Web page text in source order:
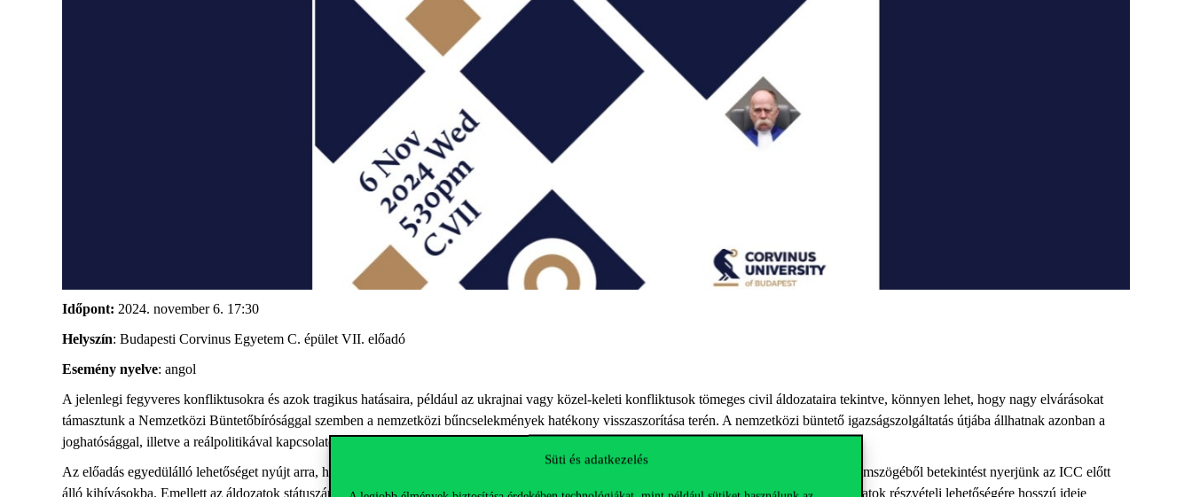
Süti és adatkezelés
Időpont: 2024. november 6. 17:30
Helyszín: Budapesti Corvinus Egyetem C. épület VII. előadó
Esemény nyelve: angol
A jelenlegi fegyveres konfliktusokra és azok tragikus hatásaira, például az ukrajnai vagy közel-keleti konfliktusok tömeges civil áldozataira tekintve, könnyen lehet, hogy nagy elvárásokat
támasztunk a Nemzetközi Büntetőbírósággal szemben a nemzetközi bűncselekmények hatékony visszaszorítása terén. A nemzetközi büntető igazságszolgáltatás útjába állhatnak azonban a
joghatósággal, illetve a reálpolitikával kapcsolatos akadályok.
Az előadás egyedülálló lehetőséget nyújt arra, hogy a bíróság működésével kapcsolatban kiterjedt tapasztalatokkal rendelkező Kovács Péter szemszögéből betekintést nyerjünk az ICC előtt
álló kihívásokba. Emellett az áldozatok státuszának és a bírósági eljárásban való részvételének kérdésében is eligazítja a hallgatóságot. Az áldozatok részvételi lehetőségére hosszú ideje